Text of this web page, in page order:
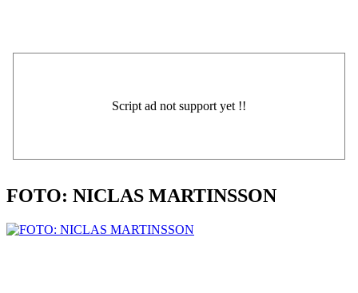
FOTO: NICLAS MARTINSSON